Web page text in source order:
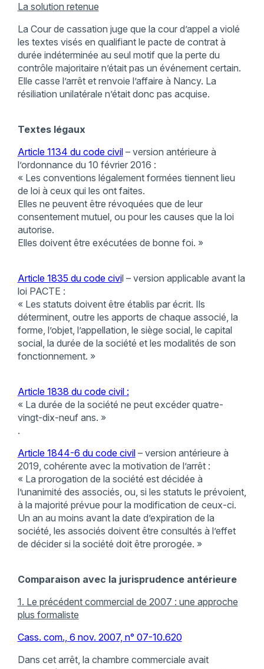
La solution retenue
La Cour de cassation juge que la cour d’appel a violé
les textes visés en qualifiant le pacte de contrat à
durée indéterminée au seul motif que la perte du
contrôle majoritaire n’était pas un événement certain.
Elle casse l’arrêt et renvoie l’affaire à Nancy. La
résiliation unilatérale n’était donc pas acquise.
Textes légaux
Article 1134 du code civil– version antérieure à
l’ordonnance du 10 février 2016 :
« Les conventions légalement formées tiennent lieu
de loi à ceux qui les ont faites.
Elles ne peuvent être révoquées que de leur
consentement mutuel, ou pour les causes que la loi
autorise.
Elles doivent être exécutées de bonne foi. »
Article 1835 du code civil – version applicable avant la
loi PACTE :
« Les statuts doivent être établis par écrit. Ils
déterminent, outre les apports de chaque associé, la
forme, l’objet, l’appellation, le siège social, le capital
social, la durée de la société et les modalités de son
fonctionnement. »
Article 1838 du code civil :
« La durée de la société ne peut excéder quatre-
vingt-dix-neuf ans. »
.
Article 1844-6 du code civil– version antérieure à
2019, cohérente avec la motivation de l’arrêt :
« La prorogation de la société est décidée à
l’unanimité des associés, ou, si les statuts le prévoient,
à la majorité prévue pour la modification de ceux-ci.
Un an au moins avant la date d’expiration de la
société, les associés doivent être consultés à l’effet
de décider si la société doit être prorogée. »
Comparaison avec la jurisprudence antérieure
1. Le précédent commercial de 2007 : une approche
plus formaliste
Cass. com., 6 nov. 2007, n° 07-10.620
Dans cet arrêt, la chambre commerciale avait